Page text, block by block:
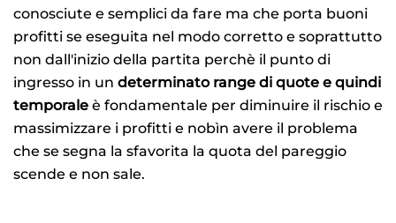
conosciute e semplici da fare ma che porta buoni
profitti se eseguita nel modo corretto e soprattutto
non dall'inizio della partita perchè il punto di
ingresso in un determinato range di quote e quindi
temporale è fondamentale per diminuire il rischio e
massimizzare i profitti e nobìn avere il problema
che se segna la sfavorita la quota del pareggio
scende e non sale.